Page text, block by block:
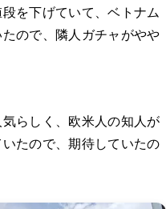
を下げていて、ベトナム
ので、隣人ガチャがやや
らしく、欧米人の知人が
たので、期待していたの